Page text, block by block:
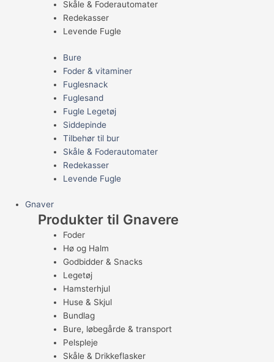
Skåle & Foderautomater
Redekasser
Levende Fugle
Bure
Foder & vitaminer
Fuglesnack
Fuglesand
Fugle Legetøj
Siddepinde
Tilbehør til bur
Skåle & Foderautomater
Redekasser
Levende Fugle
Gnaver
Produkter til Gnavere
Foder
Hø og Halm
Godbidder & Snacks
Legetøj
Hamsterhjul
Huse & Skjul
Bundlag
Bure, løbegårde & transport
Pelspleje
Skåle & Drikkeflasker